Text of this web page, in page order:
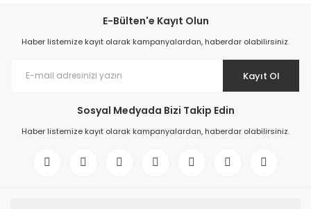
E-Bülten'e Kayıt Olun
Haber listemize kayıt olarak kampanyalardan, haberdar olabilirsiniz.
Kayıt Ol
Sosyal Medyada Bizi Takip Edin
Haber listemize kayıt olarak kampanyalardan, haberdar olabilirsiniz.